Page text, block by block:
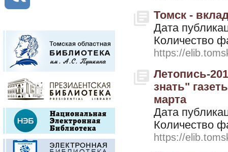
Томск -
Дата
Количество
https://
Летопись-
знать"
марта
Дата
Количество
https://